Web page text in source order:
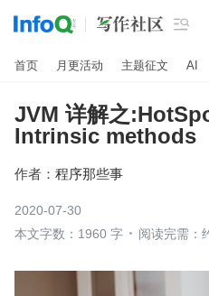

首页 月更活动 主题征文 AI
JVM 详解之
Intrinsic methods
作者： 程序那些事
2020-07-30
本文字数：1960 字
阅读完需：